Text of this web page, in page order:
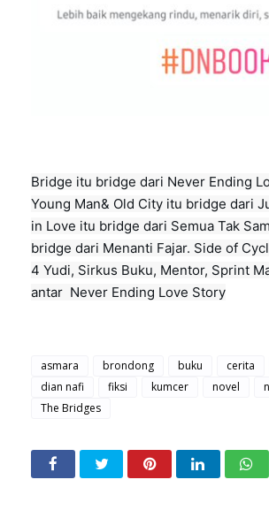
Bridge itu bridge dari Never Ending
Young Man& Old City itu bridge dari
in Love itu bridge dari Semua Tak
bridge dari Menanti Fajar. Side of
4 Yudi, Sirkus Buku, Mentor, Sprint
antar Never Ending Love Story
asmara brondong buku cerita
dian nafi
fiksi kumcer novel
The Bridges